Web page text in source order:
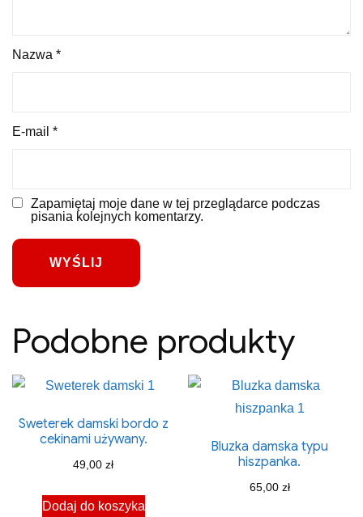
Nazwa *
E-mail *
Zapamiętaj moje dane w tej przeglądarce podczas
pisania kolejnych komentarzy.
Podobne produkty
Sweterek damski bordo z
cekinami używany.
49,00zł
Dodaj do koszyka
Bluzka damska typu
hiszpanka.
65,00 zł